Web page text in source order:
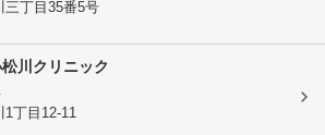
三丁目35番5号
川クリニック
丁目12-11